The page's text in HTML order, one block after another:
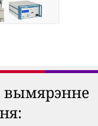
вымярэнне